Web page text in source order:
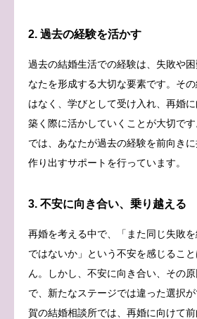
2. 過去の経験を活かす
過去の結婚生活での経験は、失敗や
なたを形成する大切な要素です。そ
はなく、学びとして受け入れ、再婚
築く際に活かしていくことが大切で
では、あなたが過去の経験を前向き
作り出すサポートを行っています。
3. 不安に向き合い、乗り越える
再婚を考える中で、「また同じ失敗
ではないか」という不安を感じるこ
ん。しかし、不安に向き合い、その
で、新たなステージでは違った選択
賀の結婚相談所では、再婚に向けて